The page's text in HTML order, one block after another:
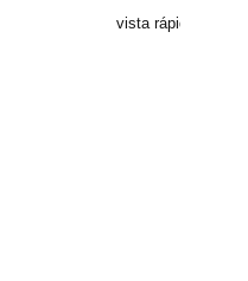
vista rápida